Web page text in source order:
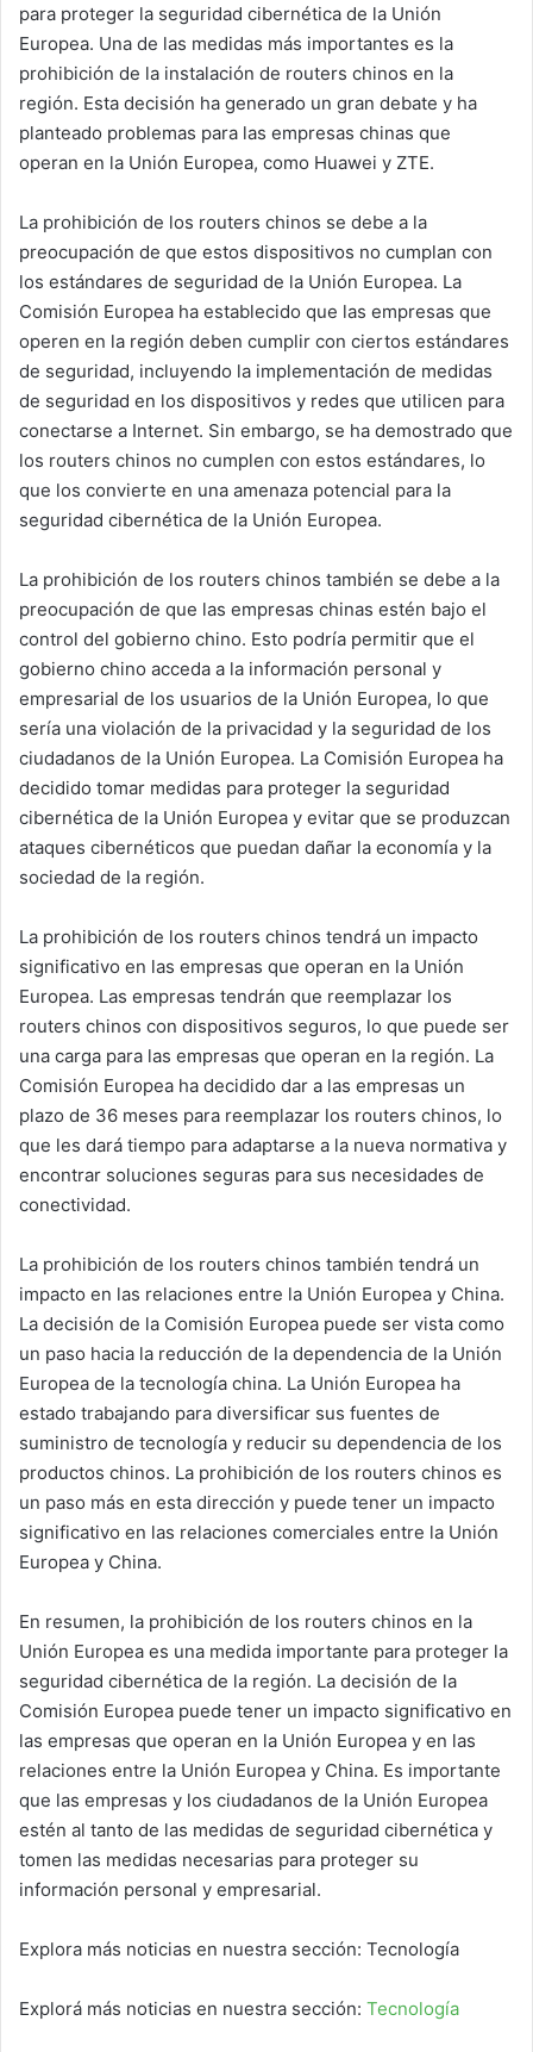
para proteger la seguridad cibernética de la Unión
Europea. Una de las medidas más importantes es la
prohibición de la instalación de routers chinos en la
región. Esta decisión ha generado un gran debate y ha
planteado problemas para las empresas chinas que
operan en la Unión Europea, como Huawei y ZTE.
La prohibición de los routers chinos se debe a la
preocupación de que estos dispositivos no cumplan con
los estándares de seguridad de la Unión Europea. La
Comisión Europea ha establecido que las empresas que
operen en la región deben cumplir con ciertos estándares
de seguridad, incluyendo la implementación de medidas
de seguridad en los dispositivos y redes que utilicen para
conectarse a Internet. Sin embargo, se ha demostrado que
los routers chinos no cumplen con estos estándares, lo
que los convierte en una amenaza potencial para la
seguridad cibernética de la Unión Europea.
La prohibición de los routers chinos también se debe a la
preocupación de que las empresas chinas estén bajo el
control del gobierno chino. Esto podría permitir que el
gobierno chino acceda a la información personal y
empresarial de los usuarios de la Unión Europea, lo que
sería una violación de la privacidad y la seguridad de los
ciudadanos de la Unión Europea. La Comisión Europea ha
decidido tomar medidas para proteger la seguridad
cibernética de la Unión Europea y evitar que se produzcan
ataques cibernéticos que puedan dañar la economía y la
sociedad de la región.
La prohibición de los routers chinos tendrá un impacto
significativo en las empresas que operan en la Unión
Europea. Las empresas tendrán que reemplazar los
routers chinos con dispositivos seguros, lo que puede ser
una carga para las empresas que operan en la región. La
Comisión Europea ha decidido dar a las empresas un
plazo de 36 meses para reemplazar los routers chinos, lo
que les dará tiempo para adaptarse a la nueva normativa y
encontrar soluciones seguras para sus necesidades de
conectividad.
La prohibición de los routers chinos también tendrá un
impacto en las relaciones entre la Unión Europea y China.
La decisión de la Comisión Europea puede ser vista como
un paso hacia la reducción de la dependencia de la Unión
Europea de la tecnología china. La Unión Europea ha
estado trabajando para diversificar sus fuentes de
suministro de tecnología y reducir su dependencia de los
productos chinos. La prohibición de los routers chinos es
un paso más en esta dirección y puede tener un impacto
significativo en las relaciones comerciales entre la Unión
Europea y China.
En resumen, la prohibición de los routers chinos en la
Unión Europea es una medida importante para proteger la
seguridad cibernética de la región. La decisión de la
Comisión Europea puede tener un impacto significativo en
las empresas que operan en la Unión Europea y en las
relaciones entre la Unión Europea y China. Es importante
que las empresas y los ciudadanos de la Unión Europea
estén al tanto de las medidas de seguridad cibernética y
tomen las medidas necesarias para proteger su
información personal y empresarial.
Explora más noticias en nuestra sección: Tecnología
Explorá más noticias en nuestra sección: Tecnología